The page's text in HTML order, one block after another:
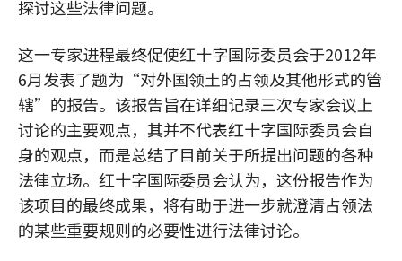
探讨这些法律问题。
这一专家进程最终促使红十字国际委员会于2012年
6月发表了题为“对外国领土的占领及其他形式的管
辖”的报告。该报告旨在详细记录三次专家会议上
讨论的主要观点，其并不代表红十字国际委员会自
身的观点，而是总结了目前关于所提出问题的各种
法律立场。红十字国际委员会认为，这份报告作为
该项目的最终成果，将有助于进一步就澄清占领法
的某些重要规则的必要性进行法律讨论。